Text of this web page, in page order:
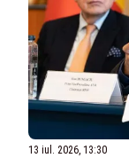
13 iul. 2026, 13:30